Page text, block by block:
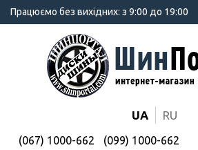
Працюємо без вихідних: з 9:00 до 19:00
UA RU
(067) 1000-662 (099) 1000-662